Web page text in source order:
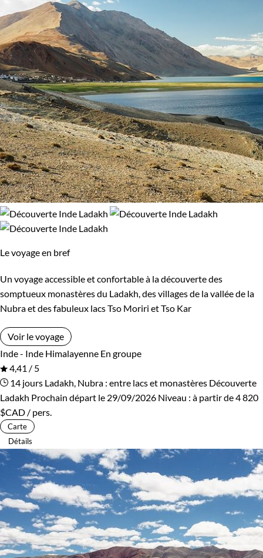
Trek
Confort
Bivouac, sous tente Standard
Le voyage en bref
Un voyage accessible et confortable à la découverte des
somptueux monastères du Ladakh, des villages de la vallée de la
Nubra et des fabuleux lacs Tso Moriri et Tso Kar
Voir le voyage
Inde - Inde Himalayenne En groupe
4,41 / 5
14 jours Ladakh, Nubra : entre lacs et monastères Découverte
Ladakh Prochain départ le 29/09/2026 Niveau : à partir de4 820
$CAD / pers.
Carte
Détails